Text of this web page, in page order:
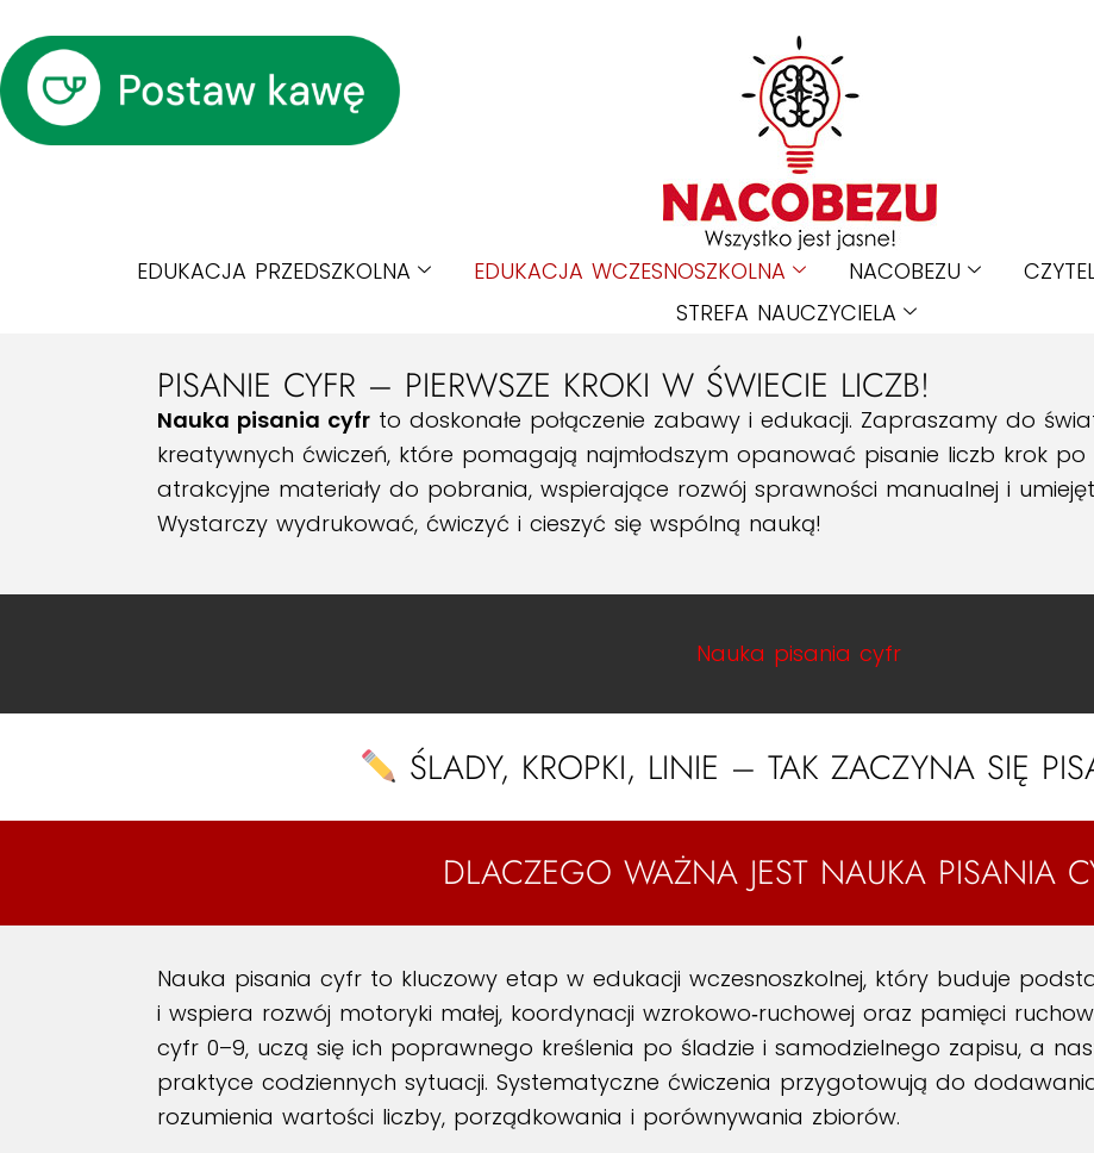
EDUKACJA PRZEDSZKOLNA EDUKACJA WCZESNOSZKOLNA NACOBEZU
STREFA NAUCZYCIELA
PISANIE CYFR – PIERWSZE KROKI W ŚWIECIE LICZB!
Nauka pisania cyfr to doskonałe połączenie zabawy i edukacji. Zapraszamy do
kreatywnych ćwiczeń, które pomagają najmłodszym opanować pisanie liczb krok po
atrakcyjne materiały do pobrania, wspierające rozwój sprawności manualnej i
Wystarczy wydrukować, ćwiczyć i cieszyć się wspólną nauką!
Nauka pisania cyfr
ŚLADY, KROPKI, LINIE – TAK ZACZYNA SIĘ
DLACZEGO WAŻNA JEST NAUKA PISANIA
Nauka pisania cyfr to kluczowy etap w edukacji wczesnoszkolnej, który buduje
i wspiera rozwój motoryki małej, koordynacji wzrokowo‑ruchowej oraz pamięci
cyfr 0–9, uczą się ich poprawnego kreślenia po śladzie i samodzielnego zapisu, a
praktyce codziennych sytuacji. Systematyczne ćwiczenia przygotowują do
rozumienia wartości liczby, porządkowania i porównywania zbiorów.